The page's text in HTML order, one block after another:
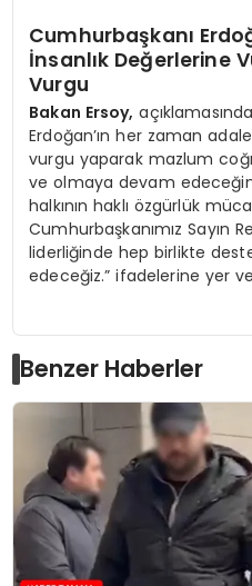
Cumhurbaşkanı
İnsanlık Değerlerine
Vurgu
Bakan Ersoy,
Erdoğan’ın her zaman
vurgu yaparak mazlum
ve olmaya devam
halkının haklı özgürlük
Cumhurbaşkanımız Sayın
liderliğinde hep birlikte
edeceğiz.” ifadelerine yer
Benzer Haberler